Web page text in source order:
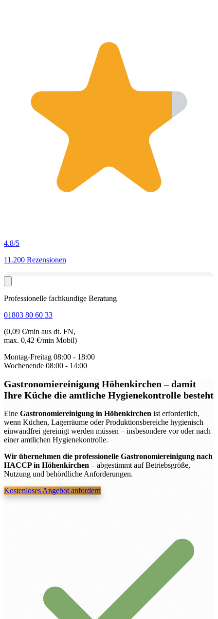
4.8/5
11.200 Rezensionen
Professionelle fachkundige Beratung
01803 80 60 33
(0,09 €/min aus dt. FN,
max. 0,42 €/min Mobil)
Montag-Freitag 08:00 - 18:00
Wochenende 08:00 - 14:00
Gastronomiereinigung Höhenkirchen– damit
Ihre Küche die amtliche Hygienekontrolle besteht
Eine Gastronomiereinigung in Höhenkirchen ist erforderlich,
wenn Küchen, Lagerräume oder Produktionsbereiche hygienisch
einwandfrei gereinigt werden müssen – insbesondere vor oder nach
einer amtlichen Hygienekontrolle.
Wir übernehmen die professionelle Gastronomiereinigung nach
HACCP in Höhenkirchen – abgestimmt auf Betriebsgröße,
Nutzung und behördliche Anforderungen.
Kostenloses Angebot anfordern